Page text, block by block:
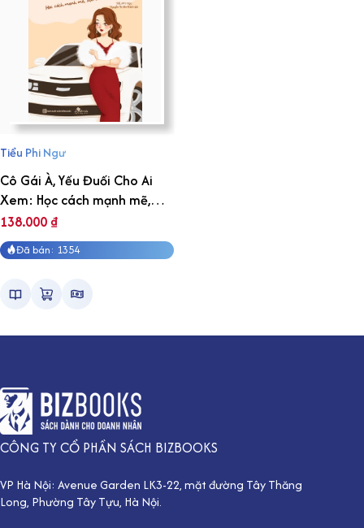
Tiểu Phi Ngư
Cô Gái À, Yếu Đuối Cho Ai
Xem: Học cách mạnh mẽ,
học cách khôn ngoan
138.000₫
Đã bán: 1354
CÔNG TY CỔ PHẦN SÁCH BIZBOOKS
VP Hà Nội: Avenue Garden LK3-22, mặt đường Tây Thăng
Long, Phường Tây Tựu, Hà Nội.